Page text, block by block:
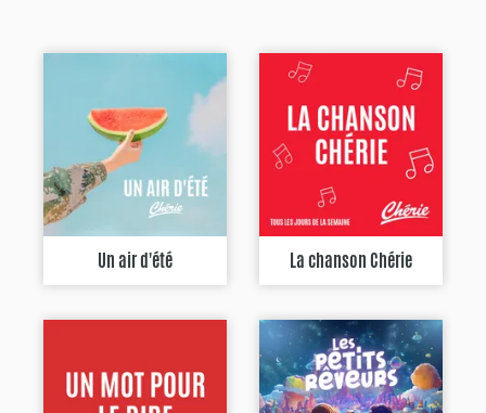
Un air d'été La chanson Chérie